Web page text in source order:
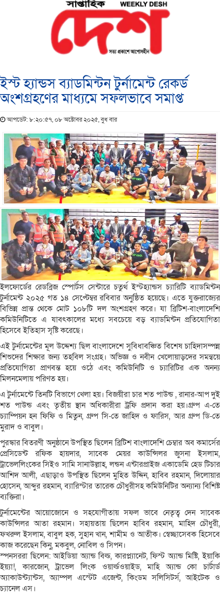
ইস্ট হ্যান্ডস ব্যাডমিন্টন টুর্নামেন্ট রেকর্ড
অংশগ্রহণের মাধ্যমে সফলভাবে সমাপ্ত
আপডেট: ৮:২০:৫৭, ০৮ অক্টোবর ২০২৫, বুধ বার
ইলফোর্ডের রেডব্রিজ স্পোর্টস সেন্টারে চতুর্থ ইস্টহ্যান্ডস চ্যারিটি ব্যাডমিন্টন
টুর্নামেন্ট ২০২৫ গত ১৪ সেপ্টেম্বর রবিবার অনুষ্ঠিত হয়েছে। এতে যুক্তরাজ্যের
বিভিন্ন প্রান্ত থেকে মোট ১০৮টি দল অংশগ্রহণ করে। যা ব্রিটিশ-বাংলাদেশি
কমিউনিটিতে এ যাবৎকালের মধ্যে সবচেয়ে বড় ব্যাডমিন্টন প্রতিযোগিতা
হিসেবে ইতিহাস সৃষ্টি করেছে।
এই টুর্নামেন্টের মূল উদ্দেশ্য ছিল বাংলাদেশে সুবিধাবঞ্চিত বিশেষ চাহিদাসম্পন্ন
শিশুদের শিক্ষার জন্য তহবিল সংগ্রহ। অভিজ্ঞ ও নবীন খেলোয়াড়দের সমন্বয়ে
প্রতিযোগিতা প্রাণবন্ত হয়ে ওঠে এবং কমিউনিটি ও চ্যারিটির এক অনন্য
মিলনমেলায় পরিণত হয়।
এ টুর্নামেন্টে তিনটি বিভাগে খেলা হয়। বিজয়ীরা চার শত পাউন্ড , রানার-আপ দুই
শত পাউন্ড এবং তৃতীয় স্থান অধিকারীরা ট্রফি প্রদান করা হয়।গ্রুপ এ-তে
চ্যাম্পিয়ন হন ফিফি ও মিতুন, গ্রুপ সি-তে জাহিদ ও ফারিস, আর গ্রুপ ডি-তে
মুরাদ ও বাবুল।
পুরস্কার বিতরণী অনুষ্ঠানে উপস্থিত ছিলেন ব্রিটিশ বাংলাদেশি চেম্বার অব কমার্সের
প্রেসিডেন্ট রফিক হায়দার, সাবেক মেয়র কাউন্সিলর জুসনা ইসলাম,
ট্রাভেললিংকের সিইও সামি সানাউল্লাহ, লন্ডন এন্টারপ্রাইজ একাডেমি হেড টিচার
আশিদ আলী, এছাড়াও উপস্থিত ছিলেন মুহিত উদ্দিন, হাবিব রহমান, দিলোয়ার
হোসেন, আব্দুর রহমান, ব্যারিস্টার তারেক চৌধুরীসহ কমিউনিটির অন্যান্য বিশিষ্ট
ব্যক্তিরা।
টুর্নামেন্টের আয়োজোনে ও সহযোগীতায় সফল ভাবে নেতৃত্ব দেন সাবেক
কাউন্সিলর আতা রহমান। সহায়তায় ছিলেন হাবিব রহমান, মাহিদ চৌধুরী,
ফখরুল ইসলাম, বাবুল হক, সুহান খান, শামীম ও আতীক। স্বেচ্ছাসেবক হিসেবে
কাজ করেছেন কিনু, মকবুল, নোবিল ও সিপন।
স্পনসররা ছিলেন: আইডিয়া অ্যান্ড বিল্ড, কারপ্ল্যানেট, ফিস্ট অ্যান্ড মিষ্টি, ইয়াকি
ইয়্যা!, কারজোন, ট্রাভেল লিংক ওয়ার্ল্ডওয়াইড, মাহি অ্যান্ড কো চার্টার্ড
অ্যাকাউন্ট্যান্টস, অ্যাম্পল এস্টেট এজেন্ট, কিংডম সলিসিটর্স, আইটেক ও
চ্যানেল এস।